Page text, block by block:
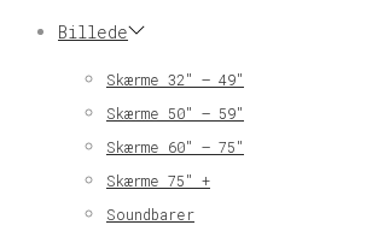
Billede
Skærme 32″ – 49″
Skærme 50″ – 59″
Skærme 60″ – 75″
Skærme 75″ +
Soundbarer